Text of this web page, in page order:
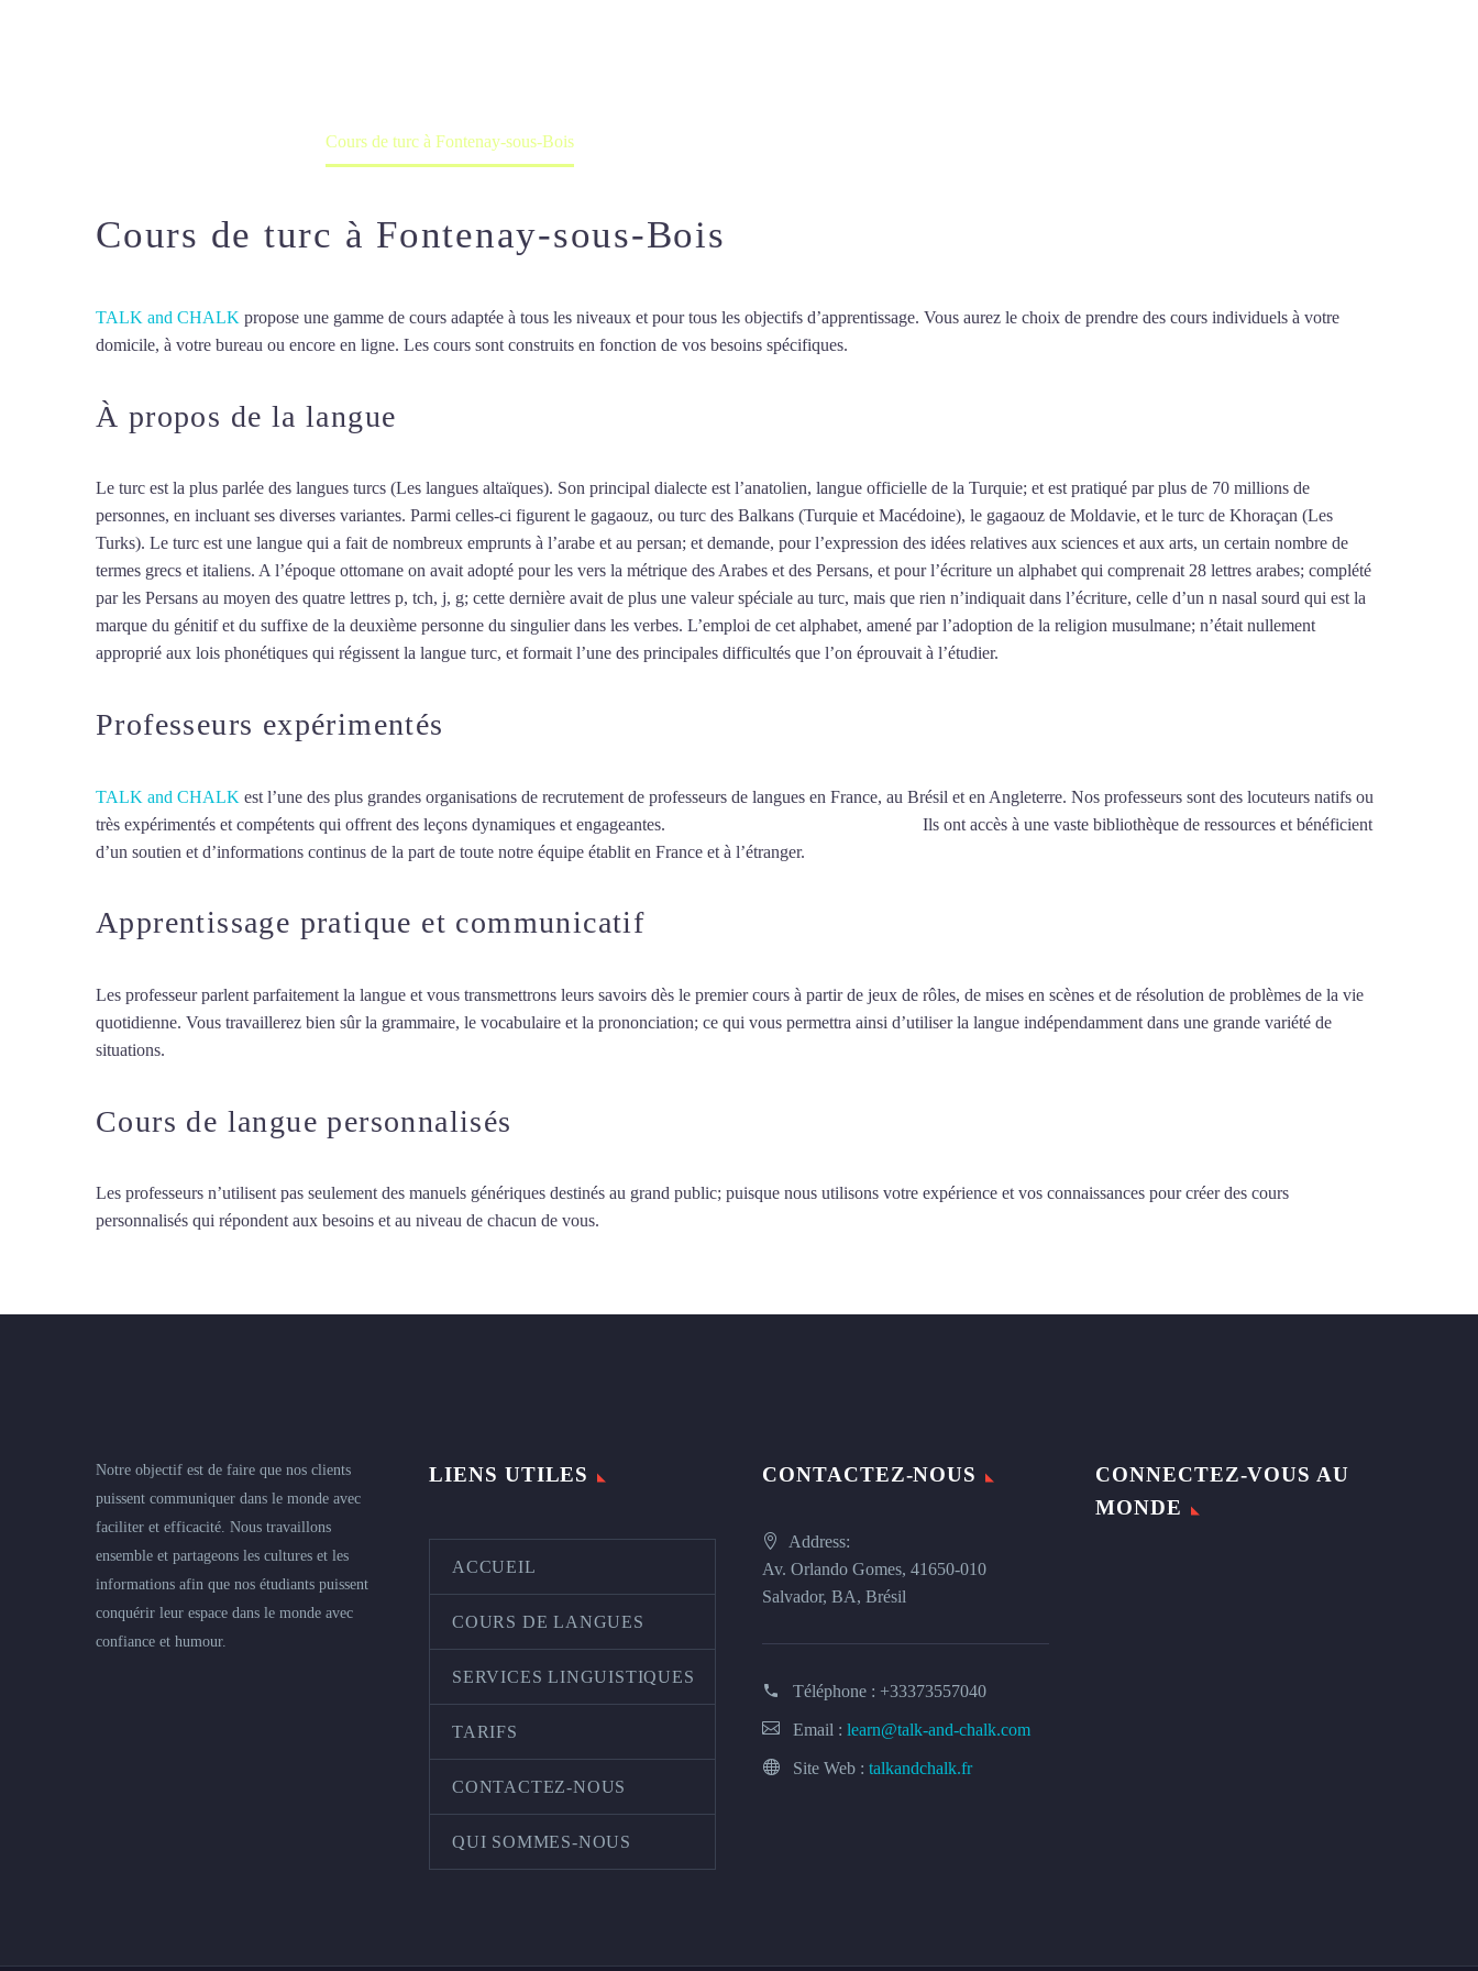
Cours de turc à Fontenay-sous-Bois
Cours de turc à Fontenay-sous-Bois
TALK and CHALK propose une gamme de cours adaptée à tous les niveaux et pour tous les objectifs d’apprentissage. Vous aurez le choix de prendre des cours individuels à votre
domicile, à votre bureau ou encore en ligne. Les cours sont construits en fonction de vos besoins spécifiques.
À propos de la langue
Le turc est la plus parlée des langues turcs (Les langues altaïques). Son principal dialecte est l’anatolien, langue officielle de la Turquie; et est pratiqué par plus de 70 millions de
personnes, en incluant ses diverses variantes. Parmi celles-ci figurent le gagaouz, ou turc des Balkans (Turquie et Macédoine), le gagaouz de Moldavie, et le turc de Khoraçan (Les
Turks). Le turc est une langue qui a fait de nombreux emprunts à l’arabe et au persan; et demande, pour l’expression des idées relatives aux sciences et aux arts, un certain nombre de
termes grecs et italiens. A l’époque ottomane on avait adopté pour les vers la métrique des Arabes et des Persans, et pour l’écriture un alphabet qui comprenait 28 lettres arabes; complété
par les Persans au moyen des quatre lettres p, tch, j, g; cette dernière avait de plus une valeur spéciale au turc, mais que rien n’indiquait dans l’écriture, celle d’un n nasal sourd qui est la
marque du génitif et du suffixe de la deuxième personne du singulier dans les verbes. L’emploi de cet alphabet, amené par l’adoption de la religion musulmane; n’était nullement
approprié aux lois phonétiques qui régissent la langue turc, et formait l’une des principales difficultés que l’on éprouvait à l’étudier.
Professeurs expérimentés
TALK and CHALK est l’une des plus grandes organisations de recrutement de professeurs de langues en France, au Brésil et en Angleterre. Nos professeurs sont des locuteurs natifs ou
très expérimentés et compétents qui offrent des leçons dynamiques et engageantes.
Ils ont accès à une vaste bibliothèque de ressources et bénéficient
d’un soutien et d’informations continus de la part de toute notre équipe établit en France et à l’étranger.
Apprentissage pratique et communicatif
Les professeur parlent parfaitement la langue et vous transmettrons leurs savoirs dès le premier cours à partir de jeux de rôles, de mises en scènes et de résolution de problèmes de la vie
quotidienne. Vous travaillerez bien sûr la grammaire, le vocabulaire et la prononciation; ce qui vous permettra ainsi d’utiliser la langue indépendamment dans une grande variété de
situations.
Cours de langue personnalisés
Les professeurs n’utilisent pas seulement des manuels génériques destinés au grand public; puisque nous utilisons votre expérience et vos connaissances pour créer des cours
personnalisés qui répondent aux besoins et au niveau de chacun de vous.
Notre objectif est de faire que nos clients
puissent communiquer dans le monde avec
faciliter et efficacité. Nous travaillons
ensemble et partageons les cultures et les
informations afin que nos étudiants puissent
conquérir leur espace dans le monde avec
confiance et humour.
LIENS UTILES
ACCUEIL
COURS DE LANGUES
SERVICES LINGUISTIQUES
TARIFS
CONTACTEZ-NOUS
QUI SOMMES-NOUS
CONTACTEZ-NOUS
Address:
Av. Orlando Gomes, 41650-010
Salvador, BA, Brésil
Téléphone : +33373557040
Email : learn@talk-and-chalk.com
Site Web : talkandchalk.fr
CONNECTEZ-VOUS AU
MONDE